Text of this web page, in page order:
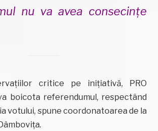
nu va avea consecințe
critice pe inițiativă, PRO
boicota referendumul, respectând
votului, spune coordonatoarea de la